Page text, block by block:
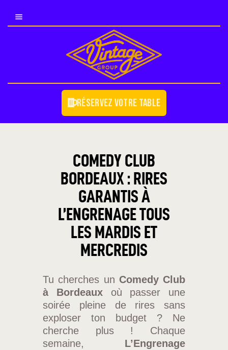
Réservez votre table
NOS ÉTABLISSEMENTS
NOS ÉVÉNEMENTS
COUPE DU MONDE 2026
DEVENIR PARTENAIRE
COMEDY CLUB
BORDEAUX : RIRES
GARANTIS À
L’ENGRENAGE TOUS
LES MARDIS ET
MERCREDIS
Tu cherches un Comedy Club
à Bordeauxoù passer une
soirée pleine de rires sans
exploser ton budget ? Ne
cherche plus ! Chaque
semaine, L’Engrenage